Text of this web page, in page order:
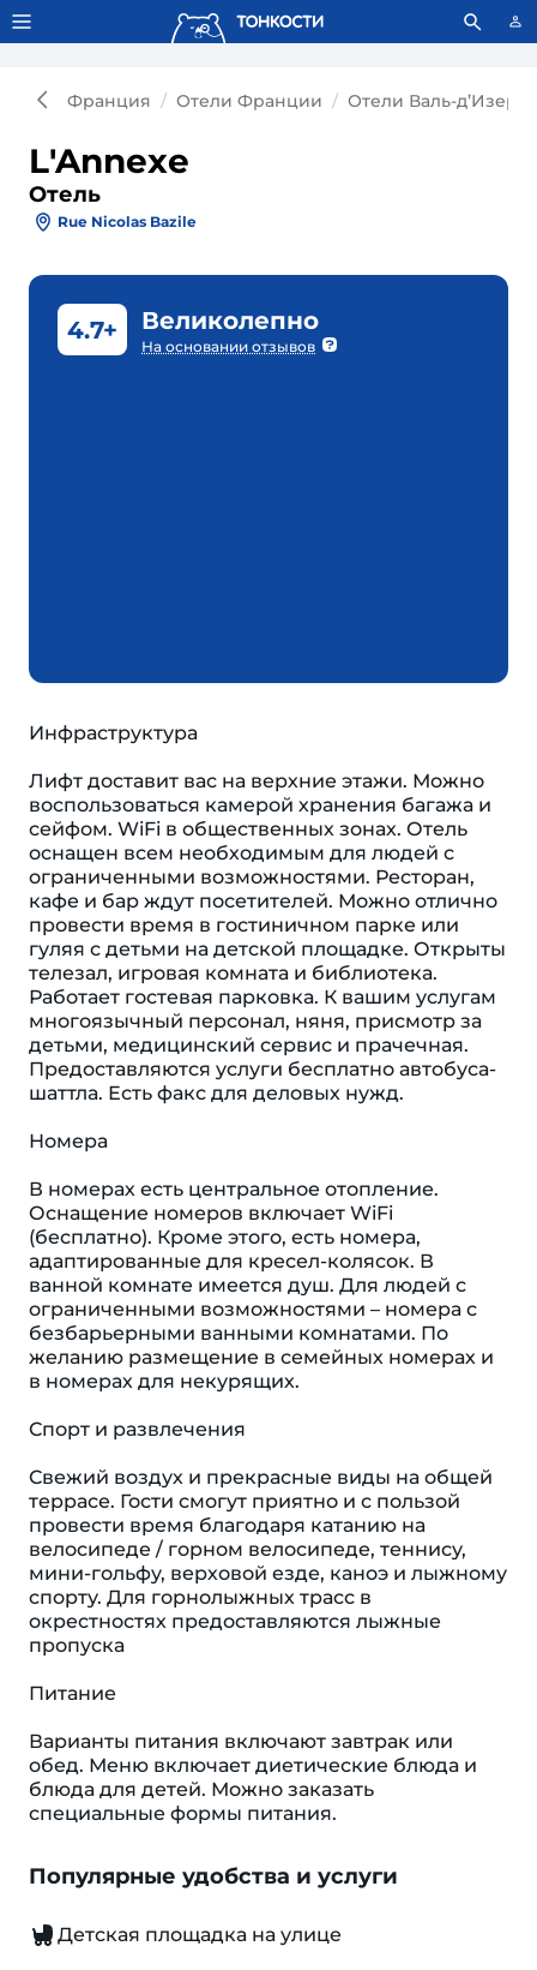
Тонкости используют сookie-файлы. Что это значит?
Франция Отели Франции Отели Валь-д’Изера
L'Annexe
Отель
Rue Nicolas Bazile
4.7+ Великолепно
На основании отзывов
Инфраструктура
Лифт доставит вас на верхние этажи. Можно
воспользоваться камерой хранения багажа и
сейфом. WiFi в общественных зонах. Отель
оснащен всем необходимым для людей с
ограниченными возможностями. Ресторан,
кафе и бар ждут посетителей. Можно отлично
провести время в гостиничном парке или
гуляя с детьми на детской площадке. Открыты
телезал, игровая комната и библиотека.
Работает гостевая парковка. К вашим услугам
многоязычный персонал, няня, присмотр за
детьми, медицинский сервис и прачечная.
Предоставляются услуги бесплатно автобуса-
шаттла. Есть факс для деловых нужд.
Номера
В номерах есть центральное отопление.
Оснащение номеров включает WiFi
(бесплатно). Кроме этого, есть номера,
адаптированные для кресел-колясок. В
ванной комнате имеется душ. Для людей с
ограниченными возможностями – номера с
безбарьерными ванными комнатами. По
желанию размещение в семейных номерах и
в номерах для некурящих.
Спорт и развлечения
Свежий воздух и прекрасные виды на общей
террасе. Гости смогут приятно и с пользой
провести время благодаря катанию на
велосипеде / горном велосипеде, теннису,
мини-гольфу, верховой езде, каноэ и лыжному
спорту. Для горнолыжных трасс в
окрестностях предоставляются лыжные
пропуска
Питание
Варианты питания включают завтрак или
обед. Меню включает диетические блюда и
блюда для детей. Можно заказать
специальные формы питания.
Популярные удобства и услуги
Детская площадка на улице